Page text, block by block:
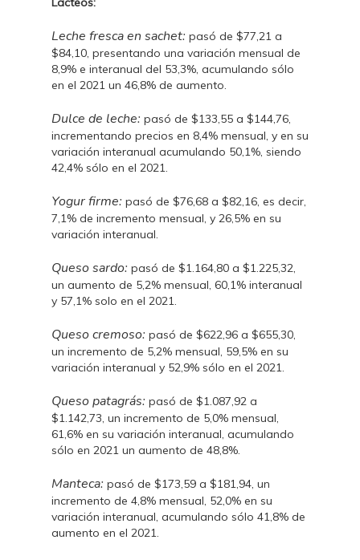
Leche fresca en sachet: pasó de $77,21 a
$84,10, presentando una variación mensual de
8,9% e interanual del 53,3%, acumulando sólo
en el 2021 un 46,8% de aumento.
Dulce de leche: pasó de $133,55 a $144,76,
incrementando precios en 8,4% mensual, y en su
variación interanual acumulando 50,1%, siendo
42,4% sólo en el 2021.
Yogur firme: pasó de $76,68 a $82,16, es decir,
7,1% de incremento mensual, y 26,5% en su
variación interanual.
Queso sardo: pasó de $1.164,80 a $1.225,32,
un aumento de 5,2% mensual, 60,1% interanual
y 57,1% solo en el 2021.
Queso cremoso: pasó de $622,96 a $655,30,
un incremento de 5,2% mensual, 59,5% en su
variación interanual y 52,9% sólo en el 2021.
Queso patagrás: pasó de $1.087,92 a
$1.142,73, un incremento de 5,0% mensual,
61,6% en su variación interanual, acumulando
sólo en 2021 un aumento de 48,8%.
Manteca: pasó de $173,59 a $181,94, un
incremento de 4,8% mensual, 52,0% en su
variación interanual, acumulando sólo 41,8% de
aumento en el 2021.